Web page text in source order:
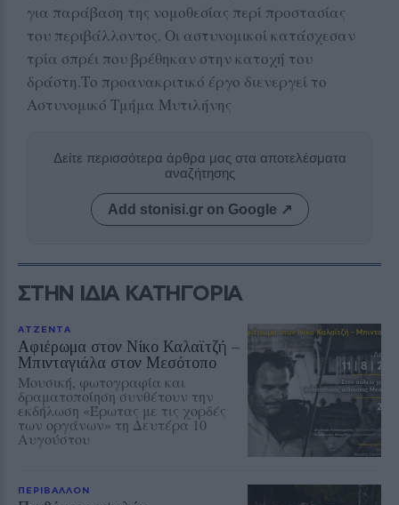
για παράβαση της νομοθεσίας περί προστασίας
του περιβάλλοντος. Οι αστυνομικοί κατάσχεσαν
τρία σπρέι που βρέθηκαν στην κατοχή του
δράστη.Το προανακριτικό έργο διενεργεί το
Αστυνομικό Τμήμα Μυτιλήνης
Δείτε περισσότερα άρθρα μας στα αποτελέσματα
αναζήτησης
Add stonisi.gr on Google ↗
ΣΤΗΝ ΙΔΙΑ ΚΑΤΗΓΟΡΙΑ
ΑΤΖΕΝΤΑ
Αφιέρωμα στον Νίκο Καλαϊτζή –
Μπινταγιάλα στον Μεσότοπο
Μουσική, φωτογραφία και
δραματοποίηση συνθέτουν την
εκδήλωση «Έρωτας με τις χορδές
των οργάνων» τη Δευτέρα 10
Αυγούστου
ΠΕΡΙΒΑΛΛΟΝ